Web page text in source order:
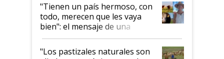
"Tienen un país hermoso, con
todo, merecen que les vaya
bien": el mensaje de una
ganadera uruguaya sobre las
oportunidades que se abren
para el agro en Argentina, con
"Los pastizales naturales son